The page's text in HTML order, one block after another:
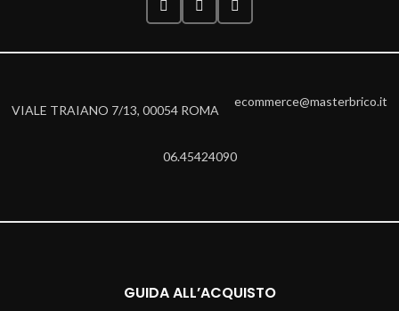
VIALE TRAIANO 7/13, 00054 ROMA
ecommerce@masterbrico.it
06.45424090
GUIDA ALL’ACQUISTO